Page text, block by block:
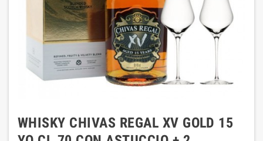
WHISKY CHIVAS REGAL XV GOLD 15